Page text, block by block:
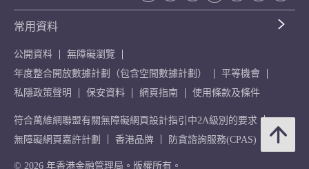
常用資料
公開資料
無障礙瀏覽
年度整合開放數據計劃（包含空間數據計劃）
平等機會
私隱政策聲明
保安資料 網頁指南 使用條款及條件
符合萬維網聯盟有關無障礙網頁設計指引中2A級別的要求
無障礙網頁嘉許計劃
香港品牌 防貪諮詢服務(CPAS)
© 2026 年香港金融管理局。版權所有。